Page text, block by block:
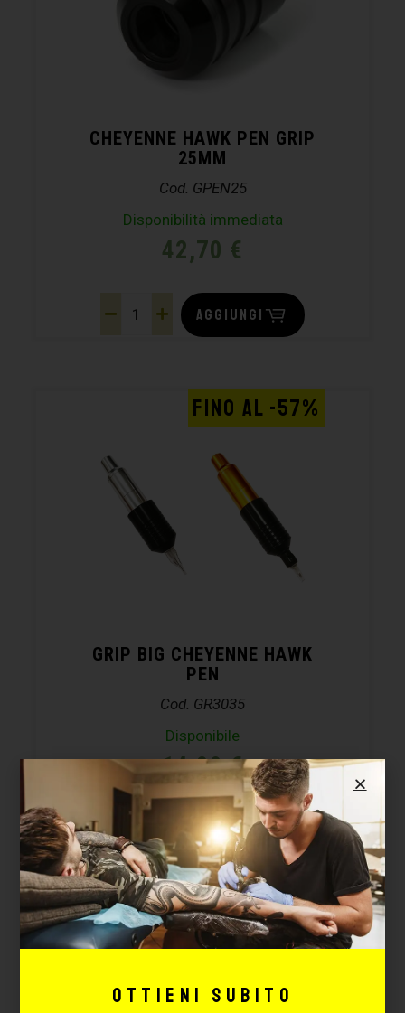
CHEYENNE HAWK PEN GRIP
25MM
Cod. GPEN25
Disponibilità immediata
42,70 €
AGGIUNGI
GRIP BIG CHEYENNE HAWK
PEN
Cod. GR3035
Disponibile
14,99€
FINO AL -57%
CONFIGURA
Ottieni subito